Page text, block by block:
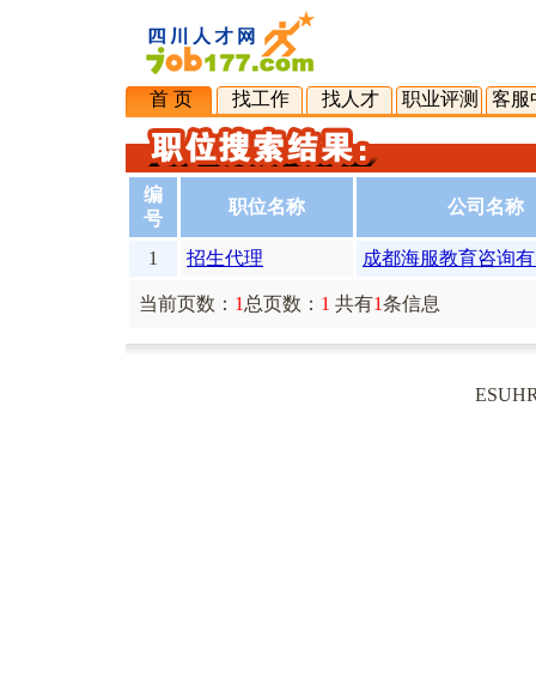
首 页 找工作 找人才 职业评测 客服
编
号
职位名称 公司名称
1 招生代理 成都海服教育咨询
当前页数： 1 总页数： 1 共有1条信息